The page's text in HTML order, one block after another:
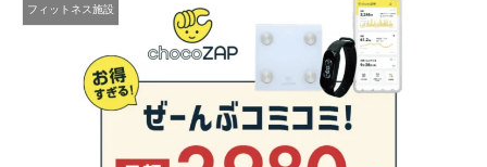
フィットネス施設